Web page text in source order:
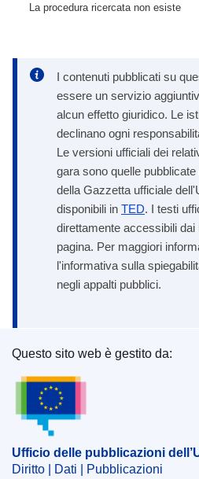
La procedura ricercata non esiste
I contenuti pubblicati su
essere un servizio
alcun effetto giuridico. Le
declinano ogni
Le versioni ufficiali dei
gara sono quelle
della Gazzetta ufficiale
disponibili in TED. I testi
direttamente accessibili dai
pagina. Per maggiori
l'informativa sulla
negli appalti pubblici.
Ufficio delle pubblicazioni
Questo sito web è gestito da:
Ufficio delle pubblicazioni
Diritto | Dati | Pubblicazioni